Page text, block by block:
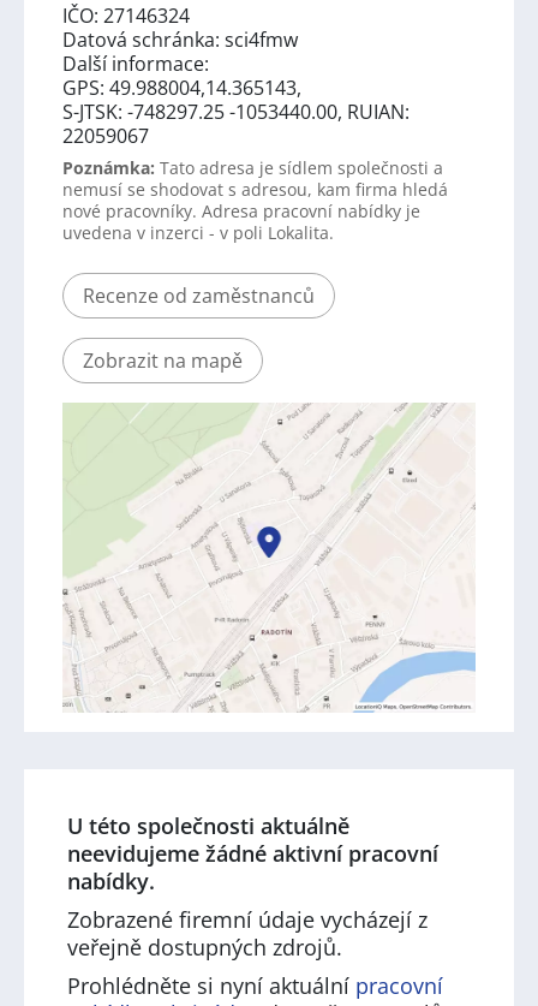
IČO: 27146324
Datová schránka: sci4fmw
Další informace:
GPS: 49.988004,14.365143,
S-JTSK: -748297.25 -1053440.00, RUIAN:
22059067
Poznámka: Tato adresa je sídlem společnosti a
nemusí se shodovat s adresou, kam firma hledá
nové pracovníky. Adresa pracovní nabídky je
uvedena v inzerci - v poli Lokalita.
Recenze od zaměstnanců
Zobrazit na mapě
U této společnosti aktuálně
neevidujeme žádné aktivní pracovní
nabídky.
Zobrazené firemní údaje vycházejí z
veřejně dostupných zdrojů.
Prohlédněte si nyní aktuální pracovní